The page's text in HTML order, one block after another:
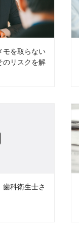
モを取らない
のリスクを解
科衛生士さ